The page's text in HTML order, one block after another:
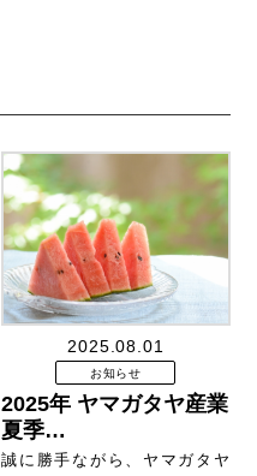
2025.08.01
お知らせ
2025年 ヤマガタヤ産業
夏季…
誠に勝手ながら、ヤマガタヤ